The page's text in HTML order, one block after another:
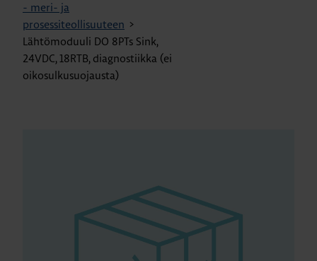
- meri- ja
prosessiteollisuuteen >
Lähtömoduuli DO 8PTs Sink,
24VDC, 18RTB, diagnostiikka (ei
oikosulkusuojausta)